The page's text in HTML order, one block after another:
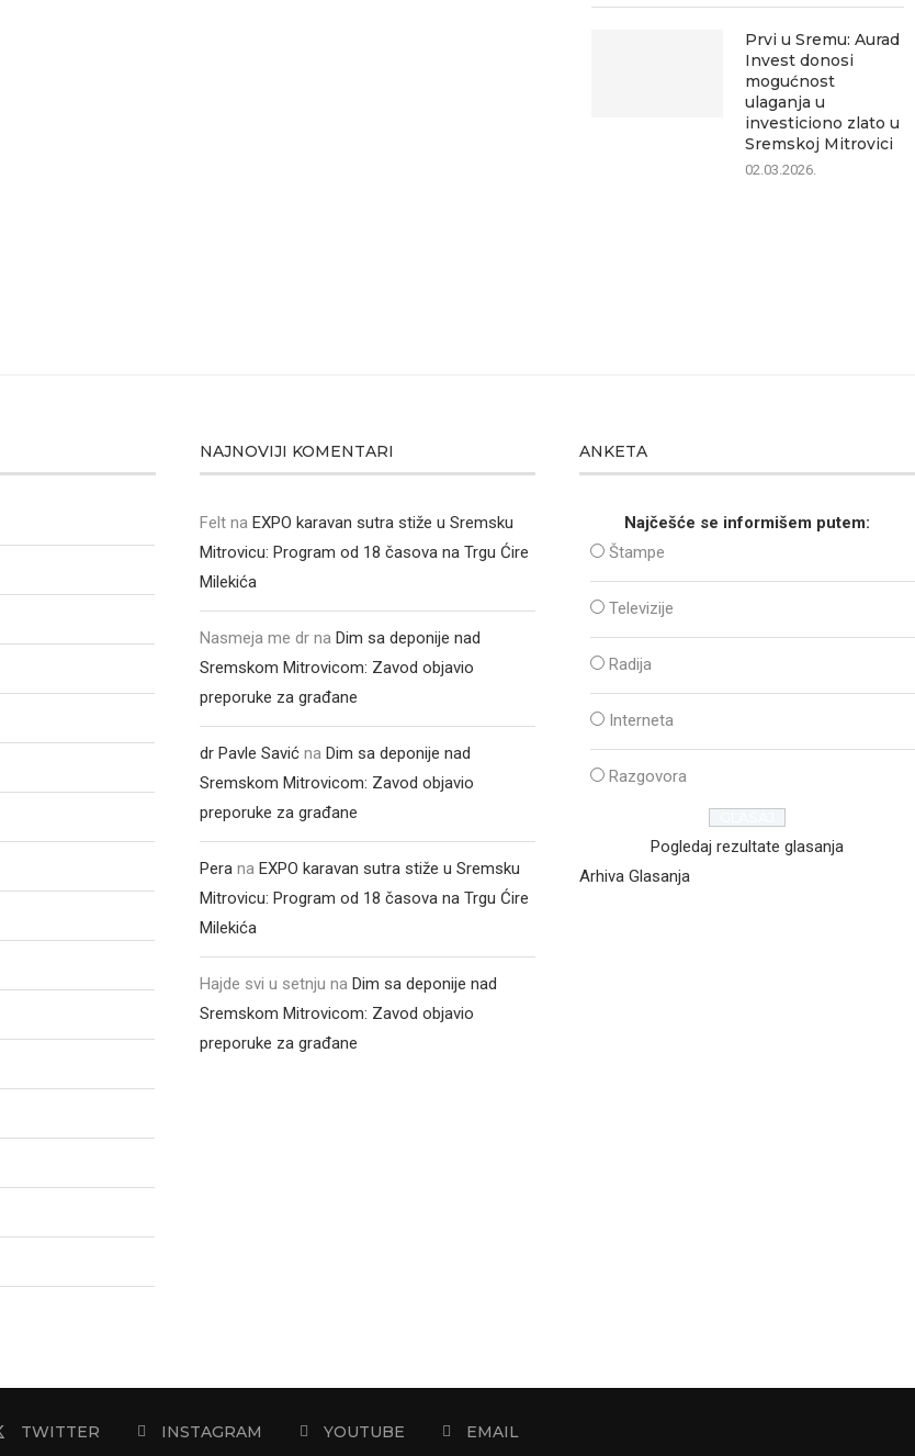
Prvi u Sremu: Aurad
Invest donosi
mogućnost
ulaganja u
investiciono zlato u
Sremskoj Mitrovici
02.03.2026.
NAJNOVIJI KOMENTARI
Felt naEXPO karavan sutra stiže u Sremsku
Mitrovicu: Program od 18 časova na Trgu Ćire
Milekića
Nasmeja me dr naDim sa deponije nad
Sremskom Mitrovicom: Zavod objavio
preporuke za građane
dr Pavle Savić naDim sa deponije nad
Sremskom Mitrovicom: Zavod objavio
preporuke za građane
Pera naEXPO karavan sutra stiže u Sremsku
Mitrovicu: Program od 18 časova na Trgu Ćire
Milekića
Hajde svi u setnju naDim sa deponije nad
Sremskom Mitrovicom: Zavod objavio
preporuke za građane
ANKETA
Najčešće se informišem putem:
Štampe
Televizije
Radija
Interneta
Razgovora
Pogledaj rezultate glasanja
Arhiva Glasanja
TWITTER INSTAGRAM YOUTUBE EMAIL